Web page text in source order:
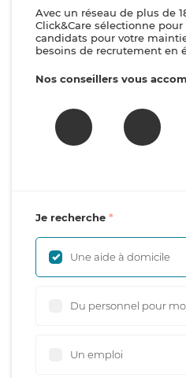
Avec un réseau de plus de
Click&Care sélectionne
candidats pour votre
besoins de recrutement en
Nos conseillers vous
Je recherche
Une aide à domicile
Du personnel pour
Un emploi